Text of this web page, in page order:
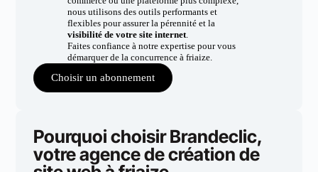
nous utilisons des outils performants et
flexibles pour assurer la pérennité et la
visibilité de votre site internet.
Faites confiance à notre expertise pour vous
démarquer de la concurrence à friaize.
Choisir un abonnement
Pourquoi choisir Brandeclic,
votre agence de création de